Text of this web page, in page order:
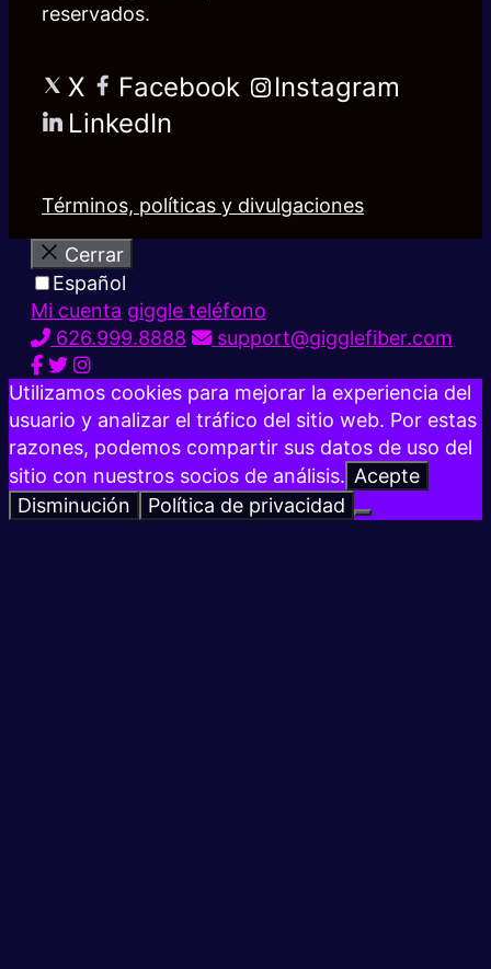
reservados.
X Facebook
Instagram
LinkedIn
Términos, políticas y divulgaciones
Cerrar
Español
Mi cuenta giggle teléfono
626.999.8888
support@gigglefiber.com
Utilizamos cookies para mejorar la experiencia del
usuario y analizar el tráfico del sitio web. Por estas
razones, podemos compartir sus datos de uso del
sitio con nuestros socios de análisis. Acepte
Disminución
Política de privacidad